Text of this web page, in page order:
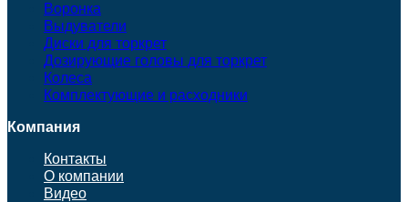
Воронка
Выдуватели
Диски для торкрет
Дозирующие головы для торкрет
Колеса
Комплектующие и расходники
Компания
Контакты
О компании
Видео